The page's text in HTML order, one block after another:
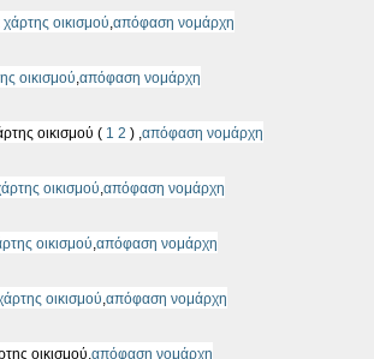
χάρτης οικισμού,απόφαση νομάρχη
οικισμού,απόφαση νομάρχη
οικισμού ( 1 2 ) ,απόφαση νομάρχη
οικισμού,απόφαση νομάρχη
οικισμού,απόφαση νομάρχη
οικισμού,απόφαση νομάρχη
οικισμού,απόφαση νομάρχη